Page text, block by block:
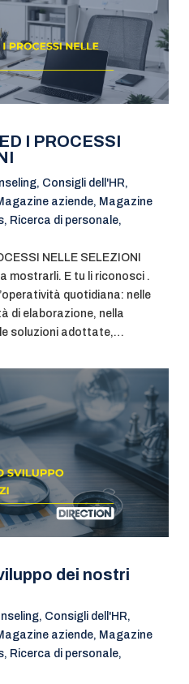
I PROCESSI
, Consigli dell'HR,
aziende, Magazine
, Ricerca di personale,
NELLE SELEZIONI
mostrarli. E tu li riconosci .
quotidiana: nelle
di elaborazione, nella
soluzioni adottate,…
dei nostri
, Consigli dell'HR,
aziende, Magazine
, Ricerca di personale,